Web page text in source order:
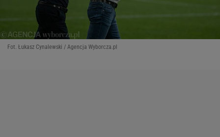
Fot. Łukasz Cynalewski / Agencja Wyborcza.pl